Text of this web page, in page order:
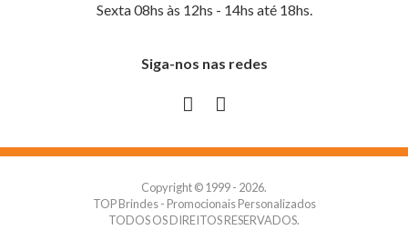
Sexta 08hs às 12hs - 14hs até 18hs.
Siga-nos nas redes
Copyright © 1999 - 2026.
TOP Brindes - Promocionais Personalizados
TODOS OS DIREITOS RESERVADOS.